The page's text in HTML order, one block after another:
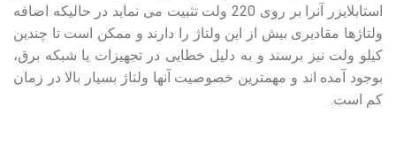
استابلایزر آنرا بر روی 220 ولت تثبیت می نماید در حالیکه اضافه
ولتاژها مقادیری بیش از این ولتاژ را دارند و ممکن است تا چندین
کیلو ولت نیز برسند و به دلیل خطایی در تجهیزات یا شبکه برق،
بوجود آمده اند و مهمترین خصوصیت آنها ولتاژ بسیار بالا در زمان
کم است.